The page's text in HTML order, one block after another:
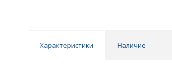
Характеристики Наличие